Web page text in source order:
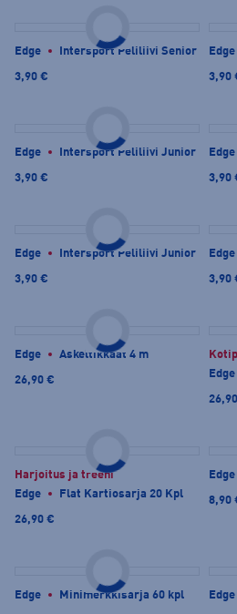
Edge Intersport Peliliivi Senior
3,90 €
Edge
3,90
Edge Intersport Peliliivi Junior
3,90 €
Edge
3,90
Edge Intersport Peliliivi Junior
3,90 €
Edge
3,90
Edge Askeltikkaat 4 m
26,90 €
Edge
Harjoitus ja treeni
Edge
Flat Kartiosarja 20 Kpl
26,90 €
Edge
8,90
Edge Minimerkkisarja 60 kpl Edge